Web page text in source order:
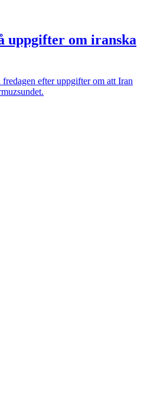
uppgifter om iranska
efter uppgifter om att Iran